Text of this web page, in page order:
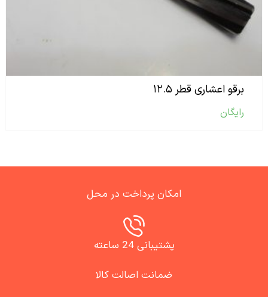
برقو اعشاری قطر ۱۲.۵
رایگان
امکان پرداخت در محل
پشتیبانی 24 ساعته
ضمانت اصالت کالا